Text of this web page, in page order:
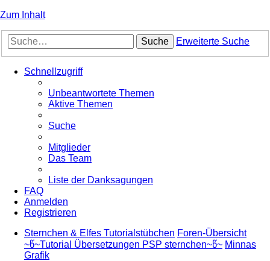
Zum Inhalt
Suche Erweiterte Suche
Schnellzugriff
Unbeantwortete Themen
Aktive Themen
Suche
Mitglieder
Das Team
Liste der Danksagungen
FAQ
Anmelden
Registrieren
Sternchen & Elfes Tutorialstübchen Foren-Übersicht
~წ~Tutorial Übersetzungen PSP sternchen~წ~ Minnas
Grafik